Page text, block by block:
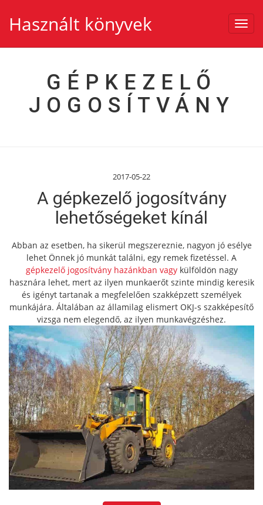
Használt könyvek
GÉPKEZELŐ
JOGOSÍTVÁNY
2017-05-22
A gépkezelő jogosítvány
lehetőségeket kínál
Abban az esetben, ha sikerül megszereznie, nagyon jó esélye
lehet Önnek jó munkát találni, egy remek fizetéssel. A
gépkezelő jogosítvány hazánkban vagykülföldön nagy
hasznára lehet, mert az ilyen munkaerőt szinte mindig keresik
és igényt tartanak a megfelelően szakképzett személyek
munkájára. Általában az államilag elismert OKJ-s szakképesítő
vizsga nem elegendő, az ilyen munkavégzéshez.